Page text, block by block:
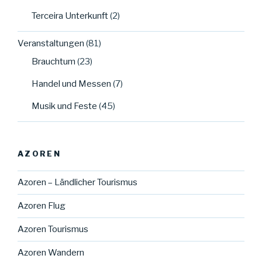
Terceira Unterkunft(2)
Veranstaltungen (81)
Brauchtum (23)
Handel und Messen (7)
Musik und Feste (45)
AZOREN
Azoren – Ländlicher Tourismus
Azoren Flug
Azoren Tourismus
Azoren Wandern